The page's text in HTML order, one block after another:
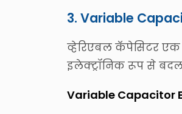
3. Variable
व्हेरिएबल कॅपेसिटर एक
इलेक्ट्रॉनिक रूप से
Variable Capacitor